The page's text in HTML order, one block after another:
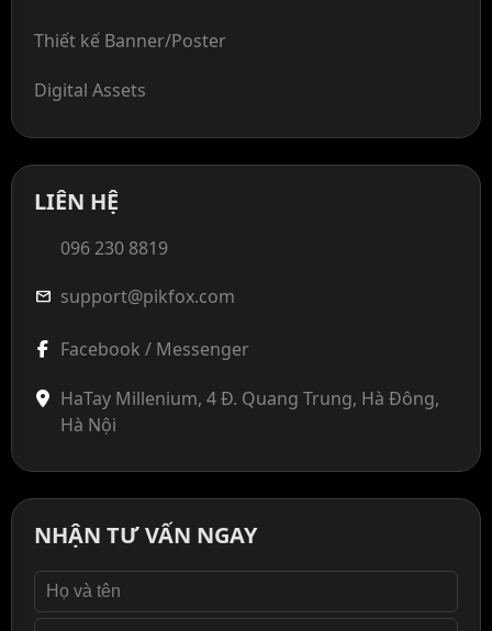
Thiết kế Banner/Poster
Digital Assets
LIÊN HỆ
096 230 8819
mail support@pikfox.com
Facebook / Messenger
HaTay Millenium, 4 Đ. Quang Trung, Hà Đông,
Hà Nội
NHẬN TƯ VẤN NGAY